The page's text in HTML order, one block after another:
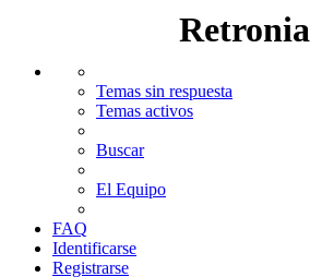
Retronia
Temas sin respuesta
Temas activos
Buscar
El Equipo
FAQ
Identificarse
Registrarse